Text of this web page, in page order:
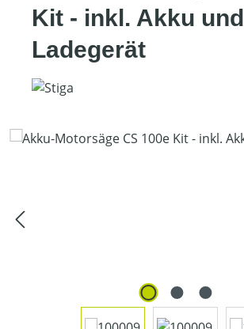
Kit - inkl. Akku und
Ladegerät
Bildergalerie überspringen